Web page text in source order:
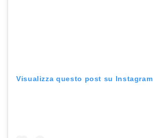
Visualizza questo post su Instagram